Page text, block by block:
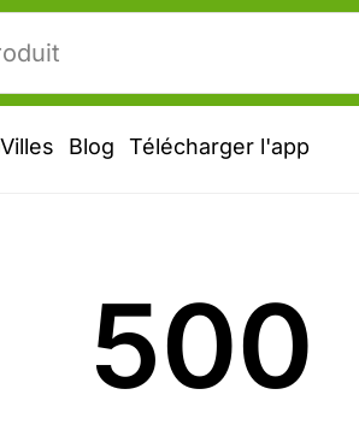
Villes Blog Télécharger l'app
500